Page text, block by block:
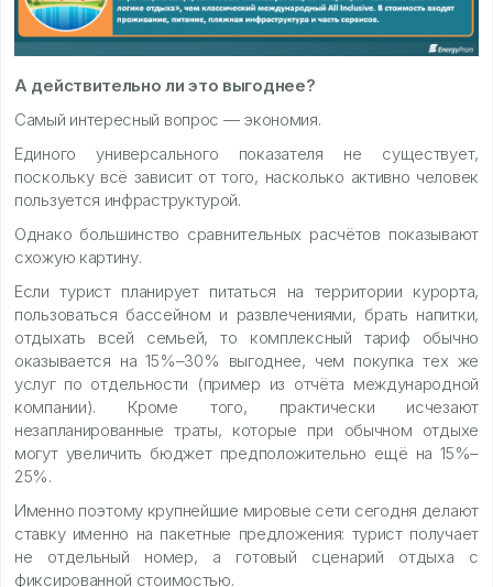
А действительно ли это выгоднее?
Самый интересный вопрос — экономия.
Единого универсального показателя не существует,
поскольку всё зависит от того, насколько активно человек
пользуется инфраструктурой.
Однако большинство сравнительных расчётов показывают
схожую картину.
Если турист планирует питаться на территории курорта,
пользоваться бассейном и развлечениями, брать напитки,
отдыхать всей семьей, то комплексный тариф обычно
оказывается на 15%–30% выгоднее, чем покупка тех же
услуг по отдельности (пример из отчёта международной
компании). Кроме того, практически исчезают
незапланированные траты, которые при обычном отдыхе
могут увеличить бюджет предположительно ещё на 15%–
25%.
Именно поэтому крупнейшие мировые сети сегодня делают
ставку именно на пакетные предложения: турист получает
не отдельный номер, а готовый сценарий отдыха с
фиксированной стоимостью.